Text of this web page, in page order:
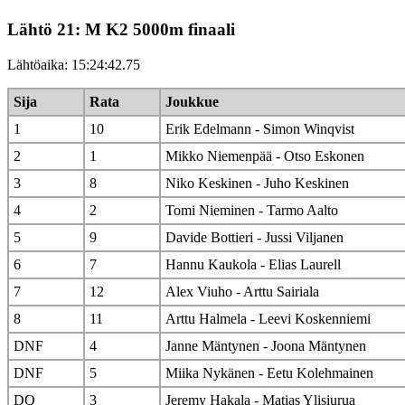
Lähtö 21: M K2 5000m finaali
Lähtöaika: 15:24:42.75
Sija Rata Joukkue
1
10 Erik Edelmann - Simon Winqvist
2
1 Mikko Niemenpää - Otso Eskonen
3
8 Niko Keskinen - Juho Keskinen
4
2 Tomi Nieminen - Tarmo Aalto
5
9 Davide Bottieri - Jussi Viljanen
6
7 Hannu Kaukola - Elias Laurell
7
12 Alex Viuho - Arttu Sairiala
8
11 Arttu Halmela - Leevi Koskenniemi
DNF
4 Janne Mäntynen - Joona Mäntynen
DNF
5 Miika Nykänen - Eetu Kolehmainen
DQ
3 Jeremy Hakala - Matias Ylisiurua